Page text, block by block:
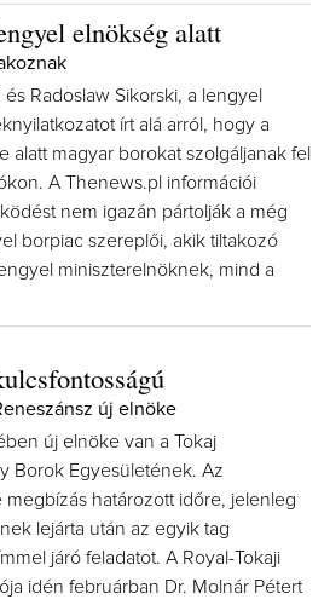
elnökség alatt
Radoslaw Sikorski, a lengyel
írt alá arról, hogy a
alatt magyar borokat szolgáljanak fel
A Thenews.pl információi
nem igazán pártolják a még
borpiac szereplői, akik tiltakozó
miniszterelnöknek, mind a
új elnöke
új elnöke van a Tokaj
Borok Egyesületének. Az
megbízás határozott időre, jelenleg
lejárta után az egyik tag
járó feladatot. A Royal-Tokaji
idén februárban Dr. Molnár Pétert